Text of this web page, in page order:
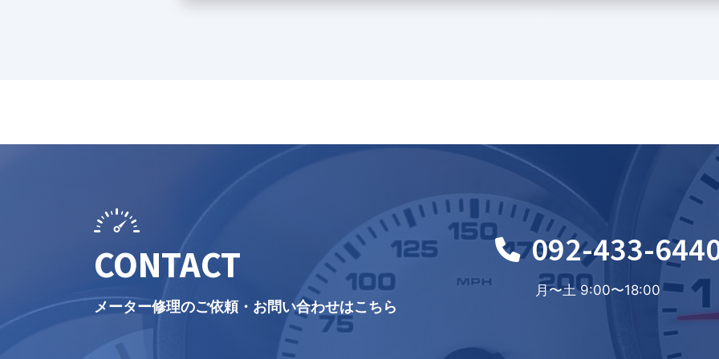
CONTACT
メーター修理のご依頼・お問い合わせはこちら
092-433-
月〜土 9:00〜18:00